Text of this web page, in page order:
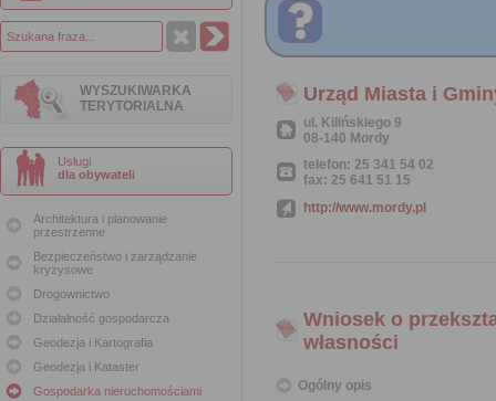
WYSZUKIWARKA
TERYTORIALNA
Usługi
dla obywateli
Architektura i planowanie
przestrzenne
Bezpieczeństwo i zarządzanie
kryzysowe
Drogownictwo
Działalność gospodarcza
Geodezja i Kartografia
Geodezja i Kataster
Gospodarka nieruchomościami
Urząd Miasta i
ul. Kilińskiego 9
08-140 Mordy
telefon: 25 341 54 02
fax: 25 641 51 15
http://www.mordy.pl
Wniosek o
własności
Ogólny opis